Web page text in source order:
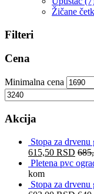
Žičane
Filteri
Cena
Minimalna cena
Akcija
Stopa za
615,50 RSD
Pletena pvc
kom
Stopa za